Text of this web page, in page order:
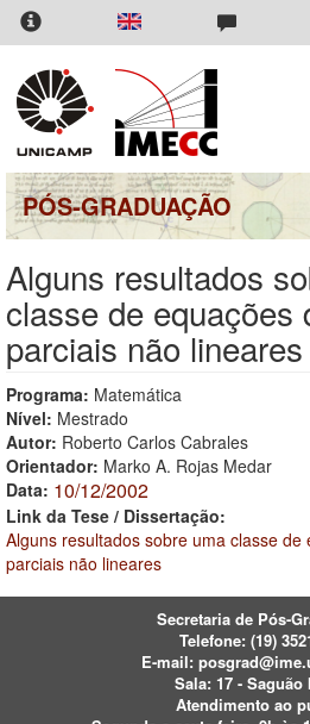
Pular
para
conteúdo
principal
PÓS-GRADUAÇÃO
Alguns resultados
classe de equações
parciais não lineares
Programa: Matemática
Nível: Mestrado
Autor: Roberto Carlos Cabrales
Orientador: Marko A. Rojas Medar
Data: 10/12/2002
Link da Tese / Dissertação:
Alguns resultados sobre uma classe de
parciais não lineares
Secretaria de Pós-
Telefone: (19)
E-mail:
Sala: 17 - Saguão
Atendimento ao